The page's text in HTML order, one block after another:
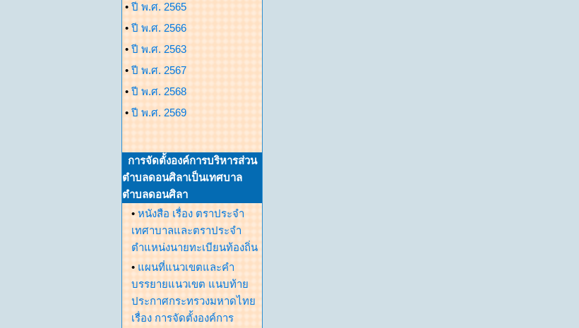
• ปี พ.ศ. 2565
• ปี พ.ศ. 2566
• ปี พ.ศ. 2563
• ปี พ.ศ. 2567
• ปี พ.ศ. 2568
• ปี พ.ศ. 2569
การจัดตั้งองค์การบริหารส่วน
ตำบลดอนศิลาเป็นเทศบาล
ตำบลดอนศิลา
• หนังสือ เรื่อง ตราประจำ
เทศาบาลและตราประจำ
ตำแหน่งนายทะเบียนท้องถิ่น
• แผนที่แนวเขตและคำ
บรรยายแนวเขต แนบท้าย
ประกาศกระทรวงมหาดไทย
เรื่อง การจัดตั้งองค์การ